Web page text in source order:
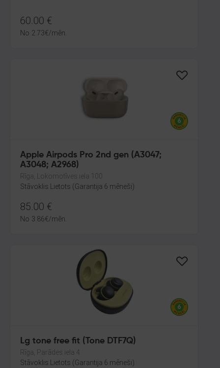
60.00 €
No 2.73€/mēn.
Apple Airpods Pro 2nd gen (A3047;
A3048; A2968)
Rīga, Lokomotīves iela 100
Stāvoklis Lietots (Garantija 6 mēneši)
85.00 €
No 3.86€/mēn.
Lg tone free fit (Tone DTF7Q)
Rīga, Parādes iela 4
Stāvoklis Lietots (Garantija 6 mēneši)